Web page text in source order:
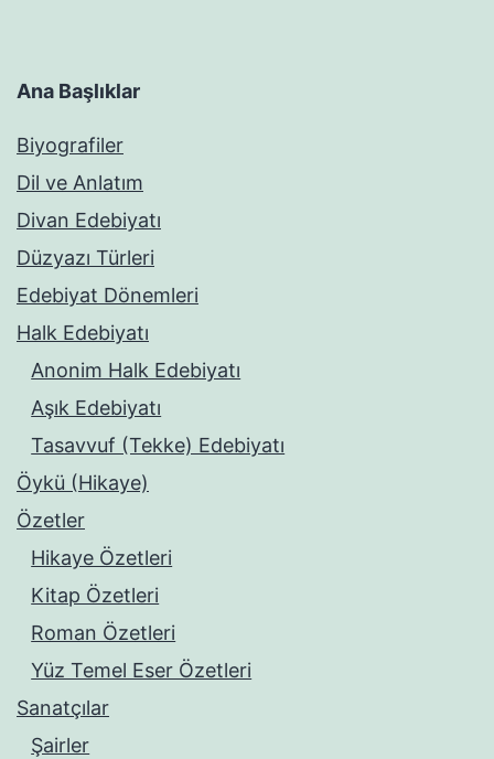
Ana Başlıklar
Biyografiler
Dil ve Anlatım
Divan Edebiyatı
Düzyazı Türleri
Edebiyat Dönemleri
Halk Edebiyatı
Anonim Halk Edebiyatı
Aşık Edebiyatı
Tasavvuf (Tekke) Edebiyatı
Öykü (Hikaye)
Özetler
Hikaye Özetleri
Kitap Özetleri
Roman Özetleri
Yüz Temel Eser Özetleri
Sanatçılar
Şairler